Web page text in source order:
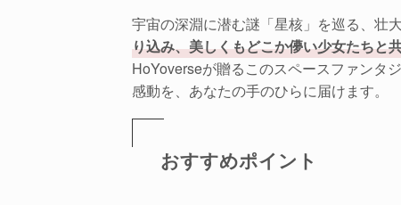
宇宙の深淵に潜む謎「星核」を巡る、壮大
り込み、美しくもどこか儚い少女たちと
HoYoverseが贈るこのスペースファンタ
感動を、あなたの手のひらに届けます。
おすすめポイント